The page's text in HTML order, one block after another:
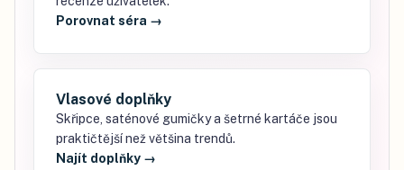
Porovnat séra →
Vlasové doplňky
Skřipce, saténové gumičky a šetrné kartáče jsou
praktičtější než většina trendů.
Najít doplňky →